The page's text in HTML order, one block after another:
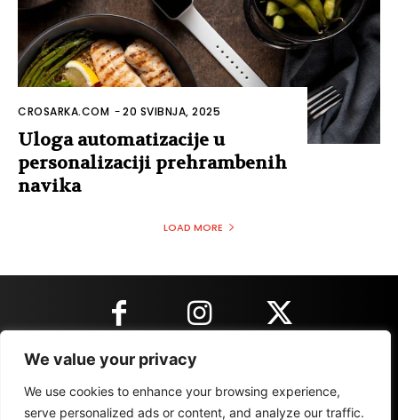
We value your privacy
We use cookies to enhance your browsing experience,
serve personalized ads or content, and analyze our traffic.
CROSARKA.COM -20 SVIBNJA, 2025
Uloga automatizacije u
personalizaciji prehrambenih
navika
LOAD MORE
KONTAKT INFORMACIJE